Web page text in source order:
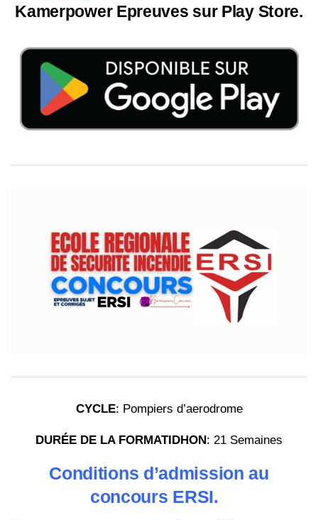
Kamerpower Epreuves sur Play Store.
CYCLE: Pompiers d’aerodrome
DURÉE DE LA FORMATIDHON: 21 Semaines
Conditions d’admission au
concours ERSI.